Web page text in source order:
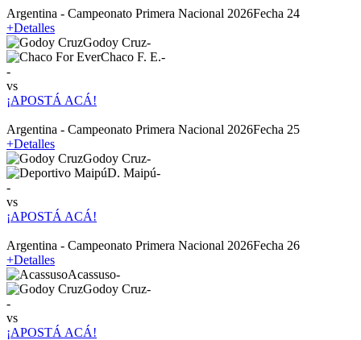
Argentina - Campeonato Primera Nacional 2026Fecha 24
+Detalles
Godoy Cruz-
Chaco F. E.-
-
vs
¡APOSTÁ ACÁ!
Argentina - Campeonato Primera Nacional 2026Fecha 25
+Detalles
Godoy Cruz-
D. Maipú-
-
vs
¡APOSTÁ ACÁ!
Argentina - Campeonato Primera Nacional 2026Fecha 26
+Detalles
Acassuso-
Godoy Cruz-
-
vs
¡APOSTÁ ACÁ!